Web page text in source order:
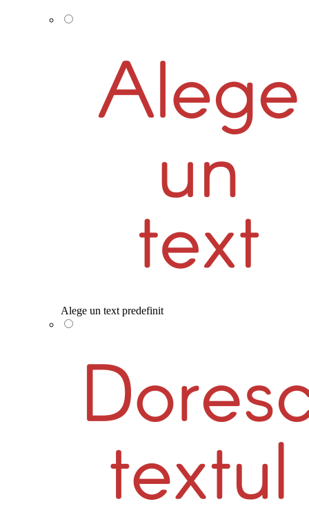
Alege un text predefinit